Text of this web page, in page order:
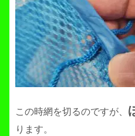
この時網を切るのですが、
ります。